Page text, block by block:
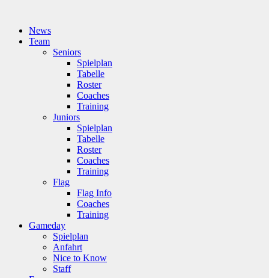
News
Team
Seniors
Spielplan
Tabelle
Roster
Coaches
Training
Juniors
Spielplan
Tabelle
Roster
Coaches
Training
Flag
Flag Info
Coaches
Training
Gameday
Spielplan
Anfahrt
Nice to Know
Staff